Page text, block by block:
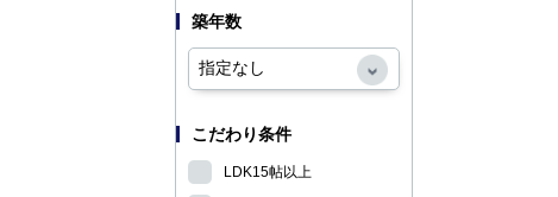
築年数
こだわり条件
LDK15帖以上